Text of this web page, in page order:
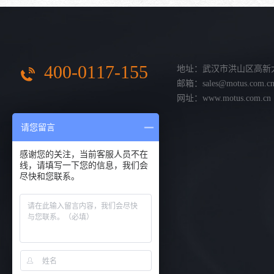
400-0117-155
地址：武汉市洪山区高
邮箱：sales@motus.com.cn
网址：www.motus.com.cn
请您留言
感谢您的关注，当前客服人员不在
线，请填写一下您的信息，我们会
尽快和您联系。